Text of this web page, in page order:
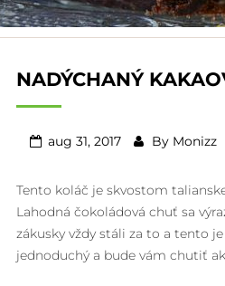
NADÝCHANÝ
aug 31, 2017 By Monizz
Tento koláč je skvostom
Lahodná čokoládová chuť sa
zákusky vždy stáli za to a tento
jednoduchý a bude vám chutiť